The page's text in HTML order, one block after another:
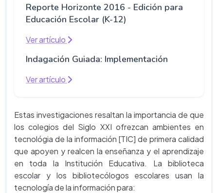
Reporte Horizonte 2016 - Edición para
Educación Escolar (K-12)
Ver artículo
Indagación Guiada: Implementación
Ver artículo
Estas investigaciones resaltan la importancia de que
los colegios del Siglo XXI ofrezcan ambientes en
tecnológia de la información [TIC] de primera calidad
que apoyen y realcen la enseñanza y el aprendizaje
en toda la Institución Educativa. La biblioteca
escolar y los bibliotecólogos escolares usan la
tecnología de la información para: